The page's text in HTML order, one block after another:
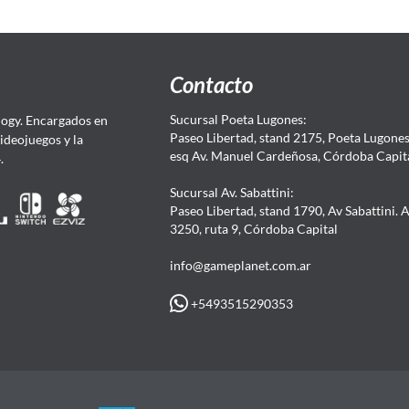
Encargados en
y la
Contacto
Sucursal Poeta Lugones:
Paseo Libertad, stand 2175, Poeta
esq Av. Manuel Cardeñosa, Córdoba
Sucursal Av. Sabattini:
Paseo Libertad, stand 1790, Av Sabattini.
3250, ruta 9, Córdoba Capital
info@gameplanet.com.ar
+5493515290353